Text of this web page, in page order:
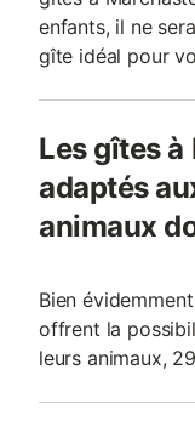
enfants, il ne
gîte idéal pour
Les gîtes
adaptés
animaux
Bien
offrent la
leurs animaux,